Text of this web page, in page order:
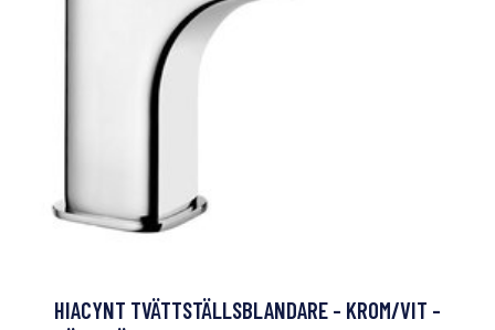
HIACYNT TVÄTTSTÄLLSBLANDARE - KROM/VIT -